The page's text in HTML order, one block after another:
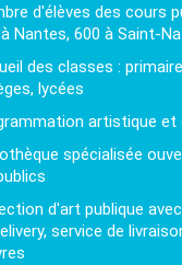
d'élèves des cours
Nantes, 600 à Saint-
des classes :
lycées
artistique et
spécialisée
d'art publique avec
service de